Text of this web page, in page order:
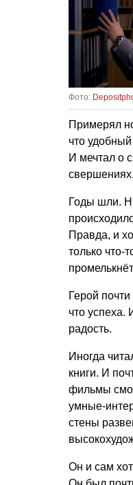
Фото:
Примерял
что
И мечтал о
Годы шли.
Правда, и
только что-
Герой
что успеха.
радость.
Иногда
книги. И
фильмы
умные-
стены
Он и сам